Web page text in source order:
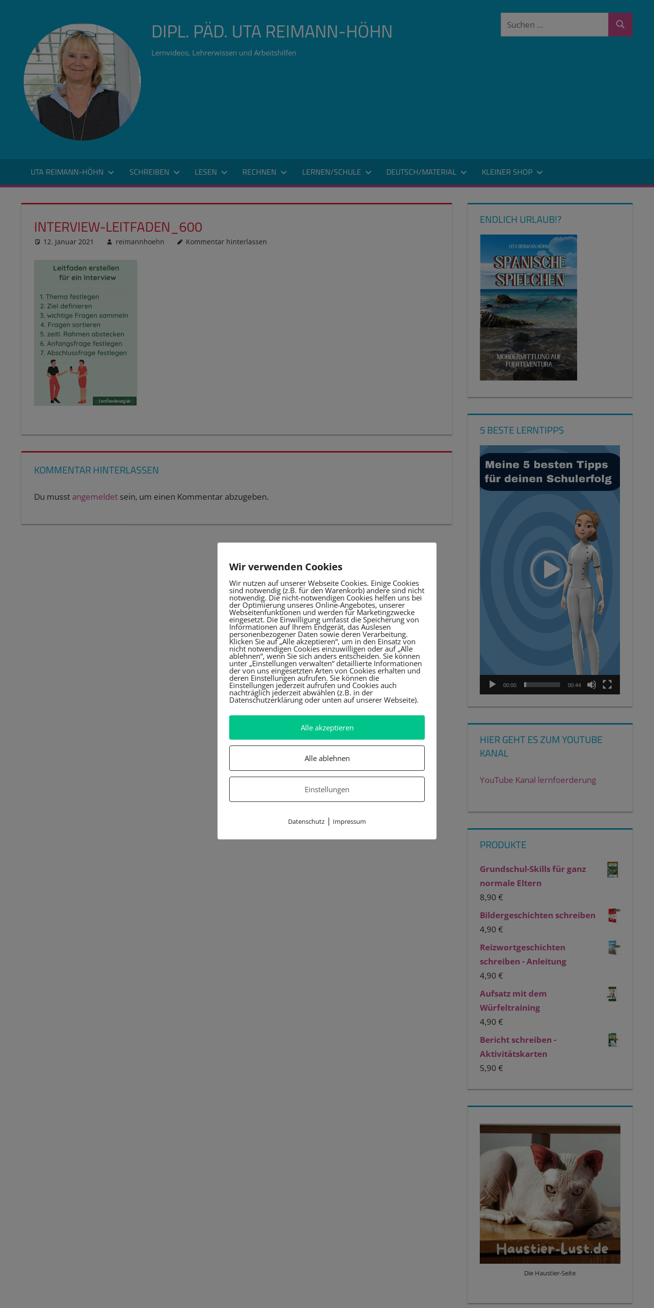
DIPL. PÄD. UTA REIMANN-HÖHN
Lernvideos, Lehrerwissen und Arbeitshilfen
Suchen
Suchen
UTA REIMANN-HÖHN SCHREIBEN LESEN RECHNEN LERNEN/SCHULE DEUTSCH/MATERIAL KLEINER SHOP
INTERVIEW-LEITFADEN_600
12. Januar 2021 reimannhoehn Kommentar hinterlassen
KOMMENTAR HINTERLASSEN
Du musst angemeldetsein, um einen Kommentar abzugeben.
ENDLICH URLAUB!?
5 BESTE LERNTIPPS
Video-
Player
00:00 00:44
HIER GEHT ES ZUM YOUTUBE
KANAL
YouTube Kanal lernfoerderung
PRODUKTE
Grundschul-Skills für ganz
normale Eltern
8,90€
Bildergeschichten schreiben
4,90€
Reizwortgeschichten
schreiben - Anleitung
4,90€
Aufsatz mit dem
Würfeltraining
4,90€
Bericht schreiben -
Aktivitätskarten
5,90€
Die Haustier-Seite
Wir verwenden Cookies
Wir nutzen auf unserer Webseite Cookies. Einige Cookies
sind notwendig (z.B. für den Warenkorb) andere sind nicht
notwendig. Die nicht-notwendigen Cookies helfen uns bei
der Optimierung unseres Online-Angebotes, unserer
Webseitenfunktionen und werden für Marketingzwecke
eingesetzt. Die Einwilligung umfasst die Speicherung von
Informationen auf Ihrem Endgerät, das Auslesen
personenbezogener Daten sowie deren Verarbeitung.
Klicken Sie auf „Alle akzeptieren“, um in den Einsatz von
nicht notwendigen Cookies einzuwilligen oder auf „Alle
ablehnen“, wenn Sie sich anders entscheiden. Sie können
unter „Einstellungen verwalten“ detaillierte Informationen
der von uns eingesetzten Arten von Cookies erhalten und
deren Einstellungen aufrufen. Sie können die
Einstellungen jederzeit aufrufen und Cookies auch
nachträglich jederzeit abwählen (z.B. in der
Datenschutzerklärung oder unten auf unserer Webseite).
Alle akzeptieren
Alle ablehnen
Einstellungen
Datenschutz | Impressum